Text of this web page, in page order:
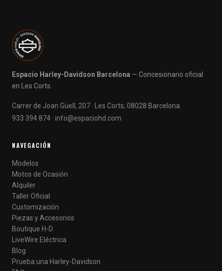
Espacio Harley-Davidson Barcelona — Concesionario oficial
en Les Corts.
Carrer de Joan Güell, 207 · Les Corts, 08028 Barcelona
933 394 874 · info@espaciohd.com
NAVEGACIÓN
Modelos
Motos de Ocasión
Alquiler
Taller Oficial
Customización
Piezas y Accesorios
Boutique H-D
LiveWire Eléctrica
Blog
Prueba una Harley-Davidson